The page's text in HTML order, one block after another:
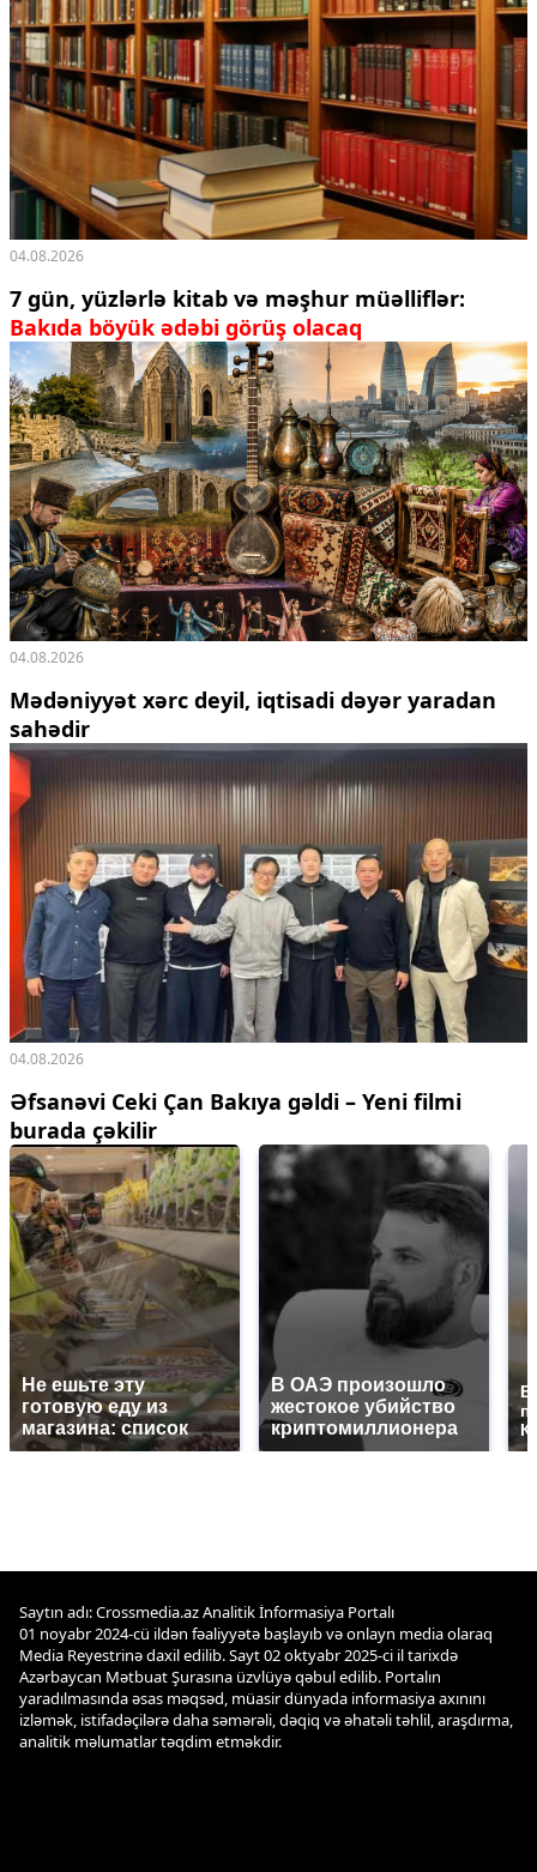
04.08.2026
7 gün, yüzlərlə kitab və məşhur müəlliflər:
Bakıda böyük ədəbi görüş olacaq
04.08.2026
Mədəniyyət xərc deyil, iqtisadi dəyər yaradan
sahədir
04.08.2026
Əfsanəvi Ceki Çan Bakıya gəldi – Yeni filmi
burada çəkilir
Не ешьте эту
готовую еду из
магазина: список
В ОАЭ произошло
жестокое убийство
криптомиллионера
Saytın adı: Crossmedia.az Analitik İnformasiya Portalı
01 noyabr 2024-cü ildən fəaliyyətə başlayıb və onlayn media olaraq
Media Reyestrinə daxil edilib. Sayt 02 oktyabr 2025-ci il tarixdə
Azərbaycan Mətbuat Şurasına üzvlüyə qəbul edilib. Portalın
yaradılmasında əsas məqsəd, müasir dünyada informasiya axınını
izləmək, istifadəçilərə daha səmərəli, dəqiq və əhatəli təhlil, araşdırma,
analitik məlumatlar təqdim etməkdir.